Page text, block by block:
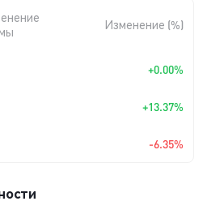
Изменение (%)
+0.00%
+13.37%
-6.35%